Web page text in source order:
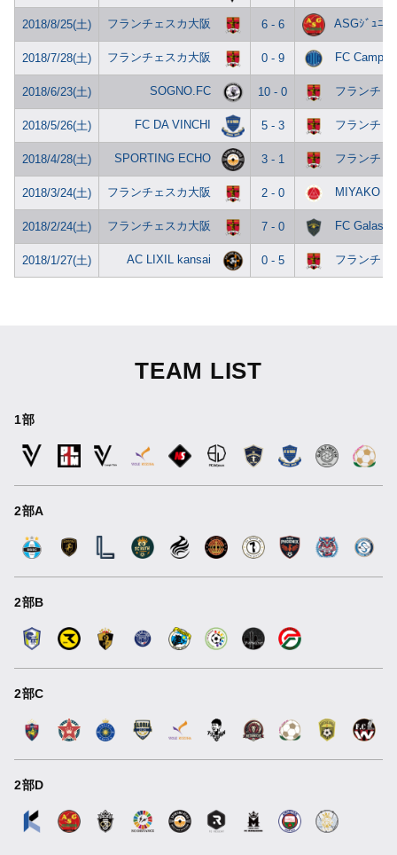
2018/8/25(土) フランチェスカ大阪 6 - 6 ASGｼﾞｭﾆｵ
2018/7/28(土) フランチェスカ大阪 0 - 9 FC
2018/6/23(土) SOGNO.FC 10 - 0 フランチェ
2018/5/26(土) FC DA VINCHI 5 - 3 フランチェ
2018/4/28(土) SPORTING ECHO 3 - 1 フランチェ
2018/3/24(土) フランチェスカ大阪 2 - 0 MIYAKO
2018/2/24(土) フランチェスカ大阪 7 - 0 FC
2018/1/27(土) AC LIXIL kansai 0 - 5 フランチェ
TEAM LIST
1部
2部A
2部B
2部C
2部D